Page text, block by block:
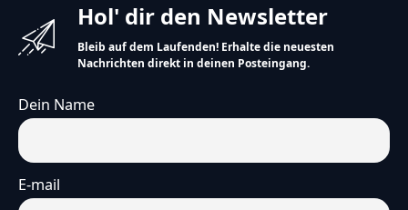
Hol' dir den Newsletter
Bleib auf dem Laufenden! Erhalte die neuesten
Nachrichten direkt in deinen Posteingang.
Dein Name
E-mail